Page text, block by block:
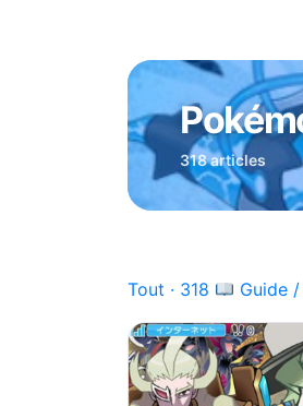
318 articles
Tout · 318 Guide /